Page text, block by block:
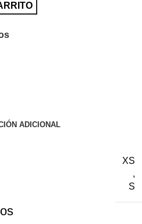
ADICIONAL
XS
,
S